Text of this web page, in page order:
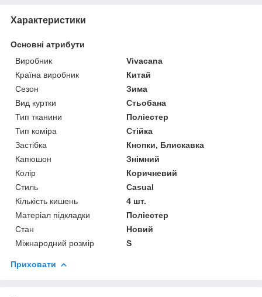
Характеристики
Основні атрибути
Виробник
Vivacana
Країна виробник
Китай
Сезон
Зима
Вид куртки
Стьобана
Тип тканини
Поліестер
Тип коміра
Стійка
Застібка
Кнопки, Блискавка
Капюшон
Знімний
Колір
Коричневий
Стиль
Casual
Кількість кишень
4 шт.
Матеріал підкладки
Поліестер
Стан
Новий
Міжнародний розмір
S
Приховати